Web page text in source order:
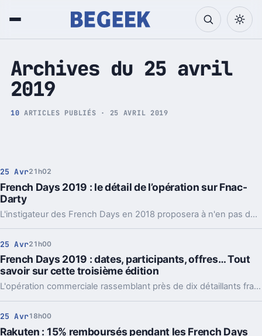
Tech et Pop culture
Archives du 25 avril
2019
10 ARTICLES PUBLIÉS · 25 AVRIL 2019
25 Avr21h02
French Days 2019 : le détail de l’opération sur Fnac-
Darty
L'instigateur des French Days en 2018 proposera à n'en pas douter quantité d'offres demain lors du lancement de l'opération bi-annuelle. Retrouvez dans cet article tout ce qu'il est utile de savoir sur Fnac-Darty.
25 Avr21h00
French Days 2019 : dates, participants, offres… Tout
savoir sur cette troisième édition
L'opération commerciale rassemblant près de dix détaillants français revient pour une troisième édition avec toujours la même promesse d'un Black Friday "à la française".
25 Avr18h00
Rakuten : 15% remboursés pendant les French Days